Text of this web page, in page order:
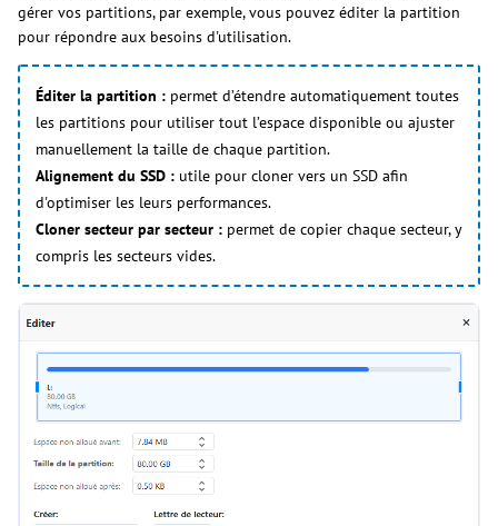
gérer vos partitions, par exemple, vous pouvez éditer la partition
pour répondre aux besoins d'utilisation.
Éditer la partition : permet d’étendre automatiquement toutes
les partitions pour utiliser tout l’espace disponible ou ajuster
manuellement la taille de chaque partition.
Alignement du SSD : utile pour cloner vers un SSD afin
d'optimiser les leurs performances.
Cloner secteur par secteur : permet de copier chaque secteur, y
compris les secteurs vides.